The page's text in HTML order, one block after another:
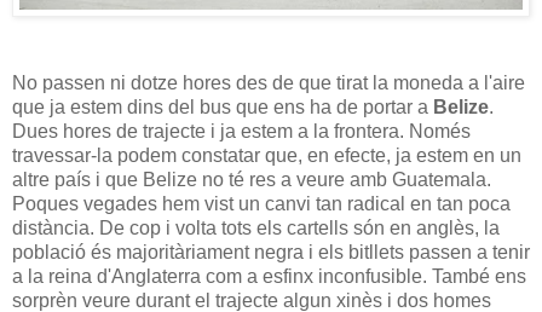
No passen ni dotze hores des de que tirat la moneda a l'aire
que ja estem dins del bus que ens ha de portar a Belize.
Dues hores de trajecte i ja estem a la frontera. Només
travessar-la podem constatar que, en efecte, ja estem en un
altre país i que Belize no té res a veure amb Guatemala.
Poques vegades hem vist un canvi tan radical en tan poca
distància. De cop i volta tots els cartells són en anglès, la
població és majoritàriament negra i els bitllets passen a tenir
a la reina d'Anglaterra com a esfinx inconfusible. També ens
sorprèn veure durant el trajecte algun xinès i dos homes